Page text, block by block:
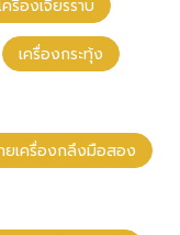
ครื่องเจียรราบ
เครื่องกระทุ้ง
ยเครื่องกลึงมือสอง